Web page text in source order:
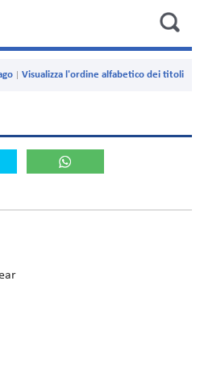
Visualizza l'ordine alfabetico dei titoli